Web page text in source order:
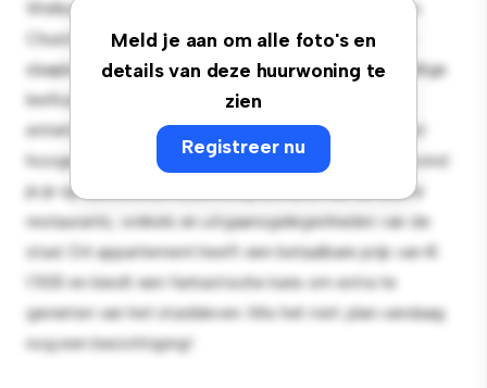
Meld je aan om alle foto's en
details van deze huurwoning te
zien
Registreer nu
Welkom bij je nieuwe toevluchtsoord in Av. Winston
Churchill 226, 1180 Uccle, Belgique! Dit moderne 2-
slaapkamerappartement biedt een stijlvolle en gezellige
leefruimte. De open indeling is perfect voor
entertainment en de strakke keuken is uitgerust met
hoogwaardige apparatuur. Dankzij de toplocatie bevind
je je op slechts een steenworp afstand van de beste
restaurants, winkels en uitgaansgelegenheden van de
stad. Dit appartement heeft een betaalbare prijs van €
1.500 en biedt een fantastische kans om extra te
genieten van het stadsleven. Mis het niet: plan vandaag
nog een bezichtiging!